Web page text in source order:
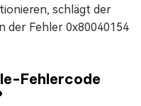
schlägt der
der Fehler 0x80040154
Fehlercode